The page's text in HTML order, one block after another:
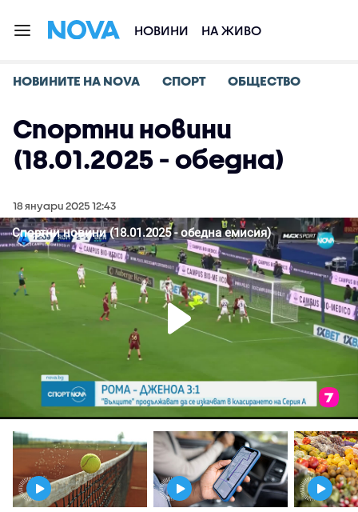
НОВИНИ НА ЖИВО
НОВИНИТЕ НА NOVA СПОРТ ОБЩЕСТВО
Спортни новини
(18.01.2025 - обедна)
18 януари 2025 12:43